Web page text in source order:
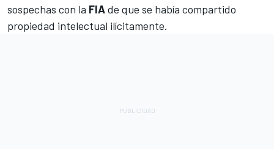
sospechas con la FIAde que se había compartido
propiedad intelectual ilícitamente.